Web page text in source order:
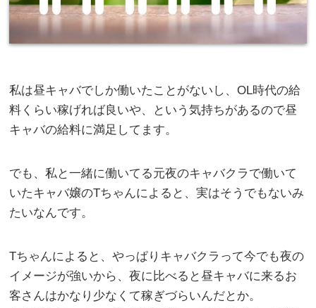
私は昼キャバでしか働いたことがないし、OL時代の給
料くらい稼げれば良いや、という気持ちがあるので昼
キャバの給料に満足してます。
でも、私と一緒に働いてる元夜のキャバクラで働いて
いたキャバ嬢のTちゃんによると、実はそうでもないみ
たいなんです。
Tちゃんによると、やっぱりキャバクラって今でも夜の
イメージが強いから、夜に比べると昼キャバに来るお
客さんはかなり少なくて稼ぎづらいんだとか。